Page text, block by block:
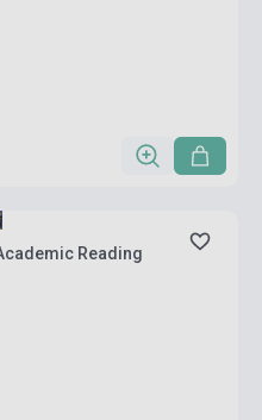
Reading